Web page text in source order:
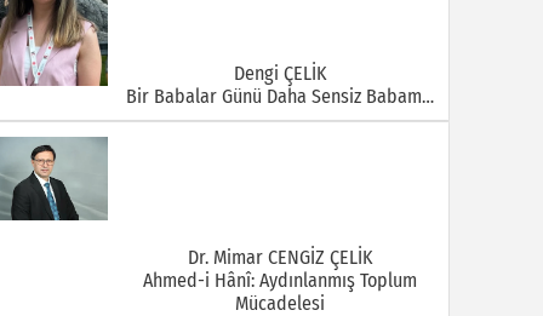
Dengi ÇELİK
Bir Babalar Günü Daha Sensiz Babam…
Dr. Mimar CENGİZ ÇELİK
Ahmed-i Hânî: Aydınlanmış Toplum
Mücadelesi